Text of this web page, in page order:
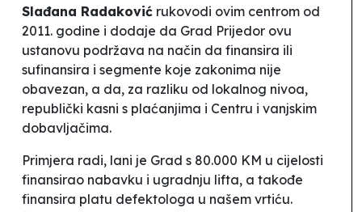
Slađana Radaković rukovodi ovim centrom od
2011. godine i dodaje da Grad Prijedor ovu
ustanovu podržava na način da finansira ili
sufinansira i segmente koje zakonima nije
obavezan, a da, za razliku od lokalnog nivoa,
republički kasni s plaćanjima i Centru i vanjskim
dobavljačima.
Primjera radi, lani je Grad s 80.000 KM u cijelosti
finansirao nabavku i ugradnju lifta, a takođe
finansira platu defektologa u našem vrtiću.